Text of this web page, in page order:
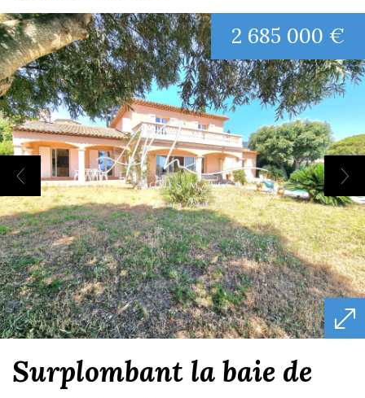
2 685 000 €
surplombant la baie de